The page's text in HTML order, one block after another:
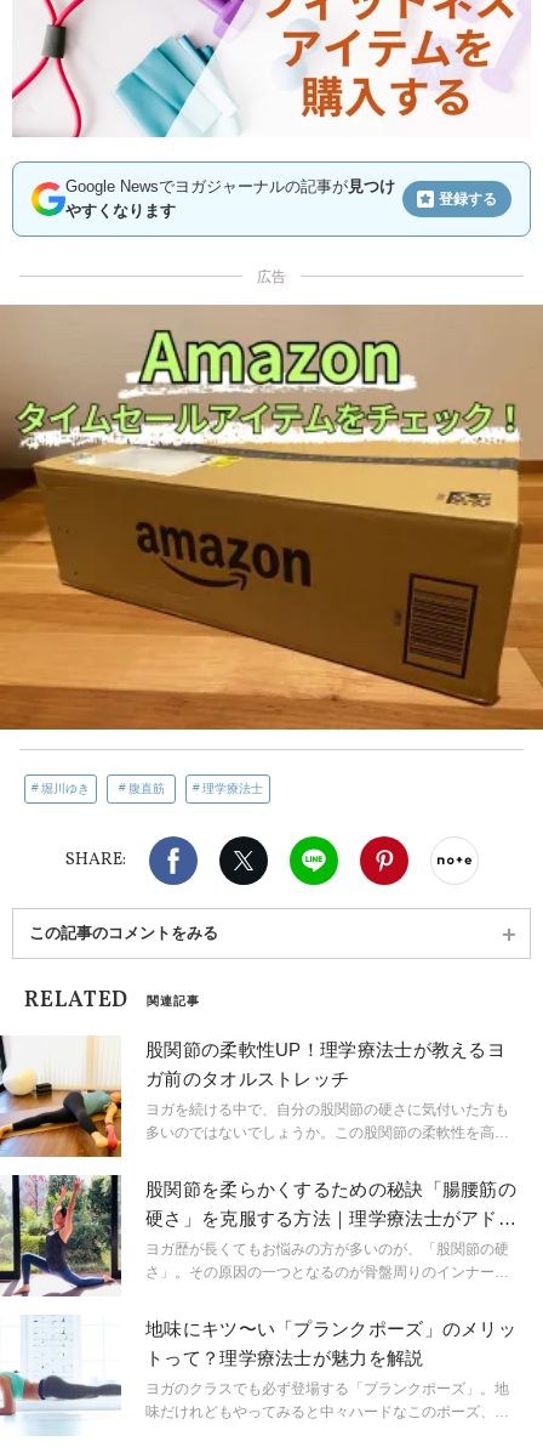
Google Newsでヨガジャーナルの記事が見つけ
やすくなります
登録する
広告
堀川ゆき 腹直筋 理学療法士
SHARE:
Facebook X（旧twitter）
LINE Pinterest
この記事のコメントをみる
RELATED 関連記事
股関節の柔軟性UP！理学療法士が教えるヨ
ガ前のタオルストレッチ
ヨガを続ける中で、自分の股関節の硬さに気付いた方も
多いのではないでしょうか。この股関節の柔軟性を高め
れました。
股関節を柔らかくするための秘訣「腸腰筋の
硬さ」を克服する方法｜理学療法士がアドバ
イス
ヨガ歴が長くてもお悩みの方が多いのが、「股関節の硬
さ」。その原因の一つとなるのが骨盤周りのインナーマ
チェック方法、そしてほぐすためのエクササイズを、理
学療法士の堀川ゆき先生が教えてくれました。
地味にキツ〜い「プランクポーズ」のメリッ
トって？理学療法士が魅力を解説
ヨガのクラスでも必ず登場する「プランクポーズ」。地
味だけれどもやってみると中々ハードなこのポーズ、実